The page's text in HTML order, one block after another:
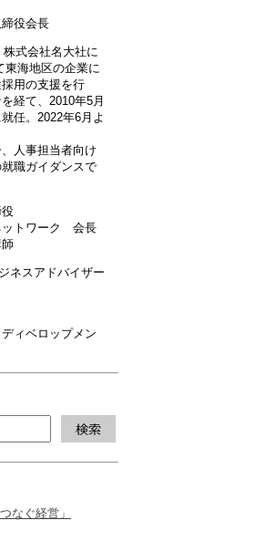
役会長
式会社名大社に
東海地区の企業に
用の支援を行
経て、2010年5月
任。2022年6月よ
人事担当者向け
職ガイダンスで
ットワーク 会長
ネスアドバイザー
ィベロップメン
なぐ経営」